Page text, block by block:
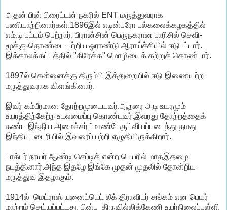
அதன் பின் பிரைட்டன் நகரில் ENT மருத்துவராக
பணியாற்றினார்கள்.1896இல் எடின்பரோ பல்கலைக்கழகத்தில்
எம்.டி பட்டம் பெற்றார். பிரான்சின் பெருநகரான பாரிசில் செவி-
மூக்கு-தொண்டை பற்றிய ஒராண்டு ஆராய்ச்சியில் ஈடுபட்டார்.
இக்காலக்கட்டத்தில் "கிரேக்க" மொழியைக் கற்றுக் கொண்டார்.
1897ல் சென்னைக்கு திரும்பி இத்துறையில் ஈடு இணையற்ற
மருத்துவராக விளங்கினார்.
இவர் கம்பீரமான தோற்றமுடையவர்.ஆறரை அடி உயரமும்
உயரத்திற்கேற்ற உடலமைப்பு கொண்டவர்.இவரது தோற்றத்தைக்
கண்ட இந்திய அமைச்சர் "மாண்டேகு" வியப்படைந்து தமது
இந்திய டைரியில் இவரைப் பற்றி எழுதியிருக்கிறார்.
டாக்டர் நாயர் ஆண்டி செப்டிக் என்ற பெயரில் மாதஇதழை
நடத்தினார்.அந்த இதழே இங்கே முதன் முதலில் தோன்றிய
மருத்துவ இதழாகும்.
1914ல் மெட்ராஸ் யுனைட்டெட் லீக் திராவிடர் சங்கம் என பெயர்
மாற்றம் செய்யப்பட்டது. பின்பு திருவில்லிக்கேணி உயர்நிலைப்பள்ளி